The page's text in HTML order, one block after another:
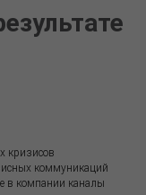
кризисов
коммуникаций
в компании каналы